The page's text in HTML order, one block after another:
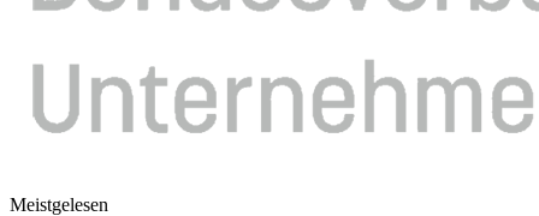
Meistgelesen